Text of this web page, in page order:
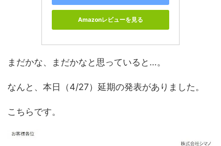
Amazonレビューを見る
まだかな、まだかなと思っていると…。
なんと、本日（4/27）延期の発表がありました。
こちらです。